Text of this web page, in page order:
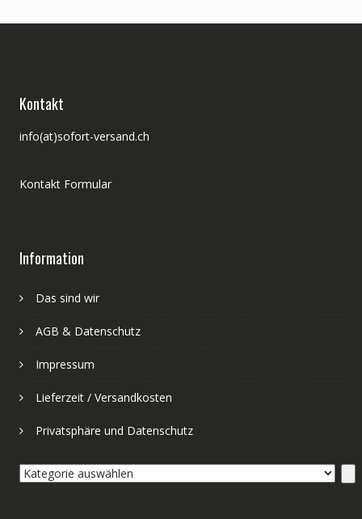
Kontakt
info(at)sofort-versand.ch
Kontakt Formular
Information
Das sind wir
AGB & Datenschutz
Impressum
Lieferzeit / Versandkosten
Privatsphäre und Datenschutz
Kategorie